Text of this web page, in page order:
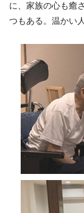
に、家族の心も癒
つもある。温かい